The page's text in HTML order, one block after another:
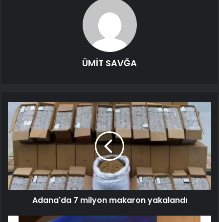
ÜMİT SAVĞA
Adana'da 7 milyon makaron yakalandı